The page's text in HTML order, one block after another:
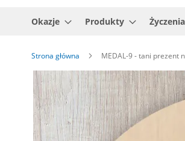
Okazje Produkty Życzenia
Strona główna MEDAL-9 - tani prezent
Przejdź
na
koniec
galerii